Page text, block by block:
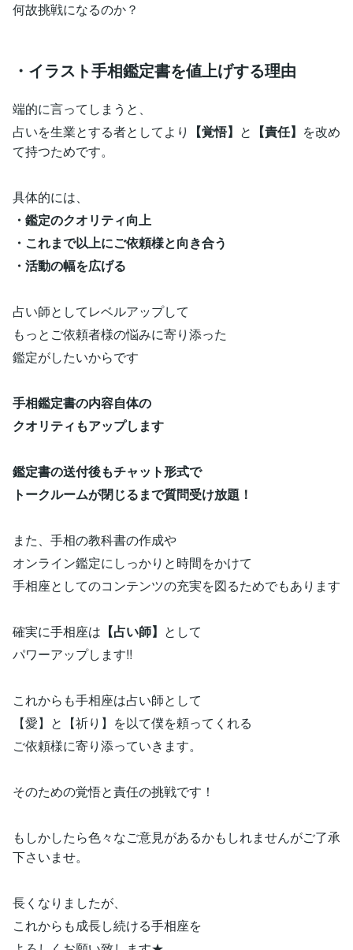
何故挑戦になるのか？
・イラスト手相鑑定書を値上げする理由
端的に言ってしまうと、
占いを生業とする者としてより
【覚悟】 と 【責任】 を改め
て持つためです。
具体的には、
・鑑定のクオリティ向上
・これまで以上にご依頼様と向き合う
・活動の幅を広げる
占い師としてレベルアップして
もっとご依頼者様の悩みに寄り添った
鑑定がしたいからです
手相鑑定書の内容自体の
クオリティもアップします
鑑定書の送付後もチャット形式で
トークルームが閉じるまで質問受け放題！
また、手相の教科書の作成や
オンライン鑑定にしっかりと時間をかけて
手相座としてのコンテンツの充実を図るためでもあります
確実に手相座は 【占い師】 として
パワーアップします!!
これからも手相座は占い師として
【愛】と【祈り】を以て僕を頼ってくれる
ご依頼様に寄り添っていきます。
そのための覚悟と責任の挑戦です！
もしかしたら色々なご意見があるかもしれませんがご了承
下さいませ。
長くなりましたが、
これからも成長し続ける手相座を